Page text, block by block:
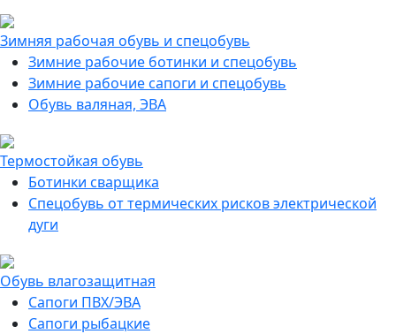
Зимняя рабочая обувь и спецобувь
Зимние рабочие ботинки и спецобувь
Зимние рабочие сапоги и спецобувь
Обувь валяная, ЭВА
Термостойкая обувь
Ботинки сварщика
Спецобувь от термических рисков электрической
дуги
Обувь влагозащитная
Сапоги ПВХ/ЭВА
Сапоги рыбацкие